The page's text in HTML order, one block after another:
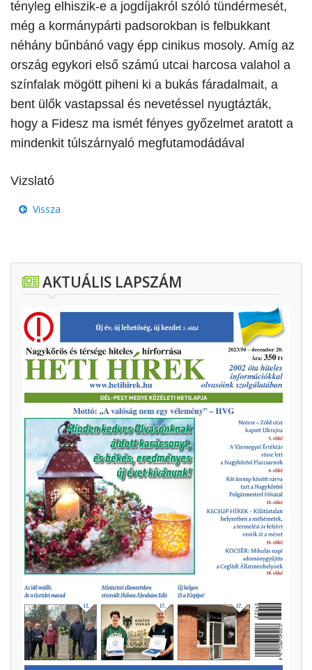
tényleg elhiszik-e a jogdíjakról szóló tündérmesét,
még a kormánypárti padsorokban is felbukkant
néhány bűnbánó vagy épp cinikus mosoly. Amíg az
ország egykori első számú utcai harcosa valahol a
színfalak mögött piheni ki a bukás fáradalmait, a
bent ülők vastapssal és nevetéssel nyugtázták,
hogy a Fidesz ma ismét fényes győzelmet aratott a
mindenkit túlszárnyaló megfutamodádával
Vizslató
Vissza
AKTUÁLIS LAPSZÁM